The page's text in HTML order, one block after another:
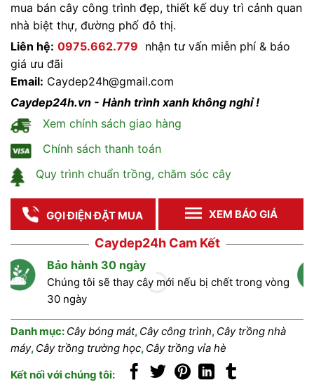
mua bán cây công trình đẹp, thiết kế duy trì cảnh quan
nhà biệt thự, đường phố đô thị.
Liên hệ: 0975.662.779 nhận tư vấn miễn phí & báo
giá ưu đãi
Email: Caydep24h@gmail.com
Caydep24h.vn - Hành trình xanh không nghỉ !
Xem chính sách giao hàng
Chính sách thanh toán
Quy trình chuẩn trồng, chăm sóc cây
GỌI ĐIỆN ĐẶT MUA XEM BÁO GIÁ
Caydep24h Cam Kết
Bảo hành 30 ngày
Chúng tôi sẽ thay cây mới nếu bị chết trong vòng
30 ngày
Danh mục: Cây bóng mát, Cây công trình, Cây trồng nhà
máy, Cây trồng trường học, Cây trồng vỉa hè
Kết nối với chúng tôi: